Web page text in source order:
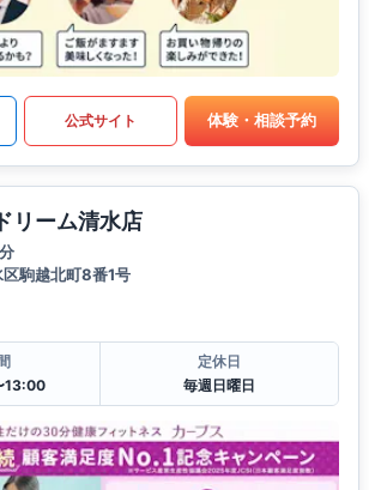
公式サイト 体験・相談予約
リーム清水店
駒越北町8番1号
13:00
定休日
毎週日曜日